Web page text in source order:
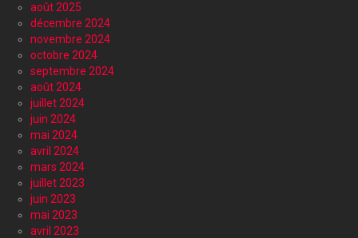
août 2025
décembre 2024
novembre 2024
octobre 2024
septembre 2024
août 2024
juillet 2024
juin 2024
mai 2024
avril 2024
mars 2024
juillet 2023
juin 2023
mai 2023
avril 2023